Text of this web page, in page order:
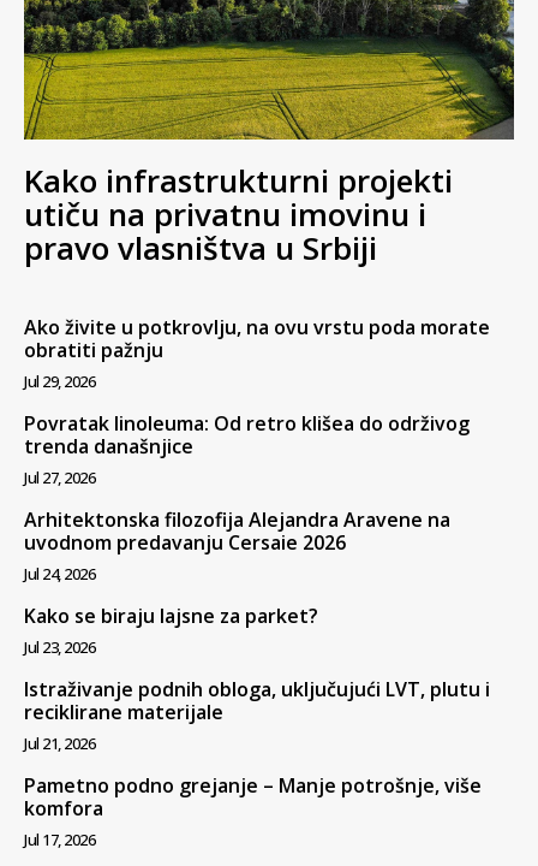
Kako infrastrukturni projekti
utiču na privatnu imovinu i
pravo vlasništva u Srbiji
Ako živite u potkrovlju, na ovu vrstu poda morate
obratiti pažnju
Jul 29, 2026
Povratak linoleuma: Od retro klišea do održivog
trenda današnjice
Jul 27, 2026
Arhitektonska filozofija Alejandra Aravene na
uvodnom predavanju Cersaie 2026
Jul 24, 2026
Kako se biraju lajsne za parket?
Jul 23, 2026
Istraživanje podnih obloga, uključujući LVT, plutu i
reciklirane materijale
Jul 21, 2026
Pametno podno grejanje – Manje potrošnje, više
komfora
Jul 17, 2026